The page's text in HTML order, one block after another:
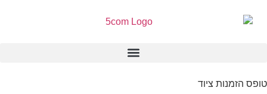
טופס הזמנות ציוד